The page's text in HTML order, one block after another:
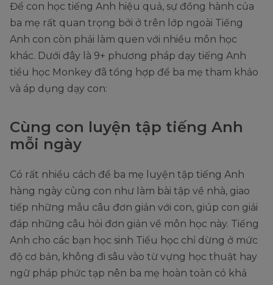
Để con học tiếng Anh hiệu quả, sự đồng hành của
ba mẹ rất quan trọng bởi ở trên lớp ngoài Tiếng
Anh con còn phải làm quen với nhiều môn học
khác. Dưới đây là 9+ phương pháp dạy tiếng Anh
tiểu học Monkey đã tổng hợp để ba mẹ tham khảo
và áp dụng dạy con:
Cùng con luyện tập tiếng Anh
mỗi ngày
Có rất nhiều cách để ba mẹ luyện tập tiếng Anh
hàng ngày cùng con như làm bài tập về nhà, giao
tiếp những mẫu câu đơn giản với con, giúp con giải
đáp những câu hỏi đơn giản về môn học này. Tiếng
Anh cho các bạn học sinh Tiểu học chỉ dừng ở mức
độ cơ bản, không đi sâu vào từ vựng học thuật hay
ngữ pháp phức tạp nên ba mẹ hoàn toàn có khả